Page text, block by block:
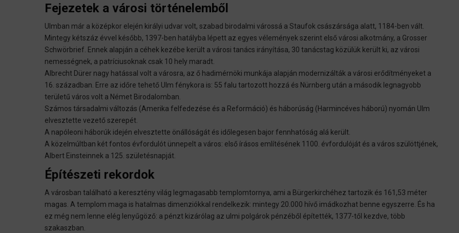
Fejezetek a városi történelemből
Ulmban már a középkor elején királyi udvar volt, szabad birodalmi várossá a Staufok császársága alatt, 1184-ben vált.
Mintegy kétszáz évvel később, 1397-ben hatályba lépett az egyes vélemények szerint első városi alkotmány, a Grosser
Schwörbrief. Ennek alapján a céhek kezébe került a városi tanács irányítása, 30 tanácstag közülük került ki, az városi
nemességnek, a patríciusoknak csak 10 hely maradt.
Albrecht Dürer nagy hatással volt a városra, az ő hadimérnöki munkája alapján modernizálták a városi erődítményeket a
16. században. Erre az időre tehető Ulm fénykora is: 55 falu tartozott hozzá és Nürnberg után a második legnagyobb
területű város volt a Német Birodalomban.
Számos társadalmi változás (Amerika felfedezése és a Reformáció) és háborúság (Harmincéves háború) nyomán Ulm
elvesztette vezető szerepét.
A napóleoni háborúk idején elvesztette önállóságát és időlegesen bajor fennhatóság alá került.
A közelmúltban két fontos évfordulót ünnepelt a város: első írásos említésének 1100. évfordulóját és a város szülöttjének,
Albert Einsteinnek a 125. születésnapját.
Építészeti rekordok
A városban található a keresztény világ legmagasabb templomtornya, ami a Bürgerkirchéhez tartozik és 161,53 méter
magas. A templom maga is hatalmas dimenziókkal rendelkezik: mintegy 20.000 hívő imádkozhat benne egyszerre. És ha
ez még nem lenne elég lenyűgöző: a pénzt kizárólag az ulmi polgárok pénzéből építették, 1377-től kezdve, több
szakaszban.